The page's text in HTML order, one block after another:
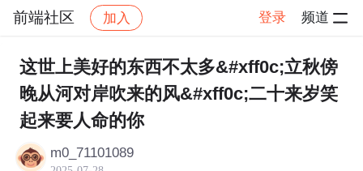
前端社区 加入 登录 频道
社区 前端社区 感慨 帖子详情
这世上美好的东西不太多&#xff0c;立秋傍
晚从河对岸吹来的风&#xff0c;二十来岁笑
起来要人命的你
m0_71101089